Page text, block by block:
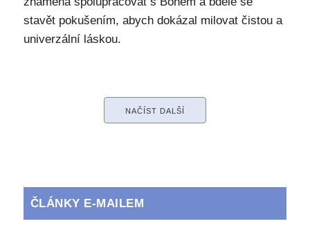
stavět pokušením, abych dokázal milovat čistou a
univerzální láskou.
NAČÍST DALŠÍ
ČLÁNKY E-MAILEM